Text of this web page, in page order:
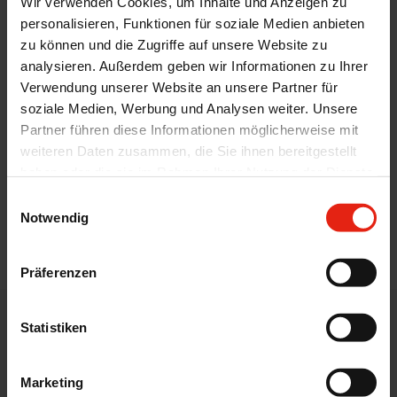
personalisieren, Funktionen für soziale Medien anbieten
zu können und die Zugriffe auf unsere Website zu
analysieren. Außerdem geben wir Informationen zu Ihrer
Verwendung unserer Website an unsere Partner für
soziale Medien, Werbung und Analysen weiter. Unsere
Partner führen diese Informationen möglicherweise mit
weiteren Daten zusammen, die Sie ihnen bereitgestellt
Notwendig
Präferenzen
Statistiken
Marketing
WELCO CoGel pour les découpes
entières
Gélification dans la viande
Meilleur rendement de barratage et de
CONNAÎTRE WELDING FOOD
Produits WELDING pour